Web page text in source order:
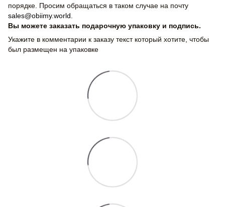
порядке. Просим обращаться в таком случае на почту
sales@obiimy.world
Вы можете заказать подарочную упаковку и подпись.
Укажите в комментарии к заказу текст который хотите, чтобы
был размещен на упаковке